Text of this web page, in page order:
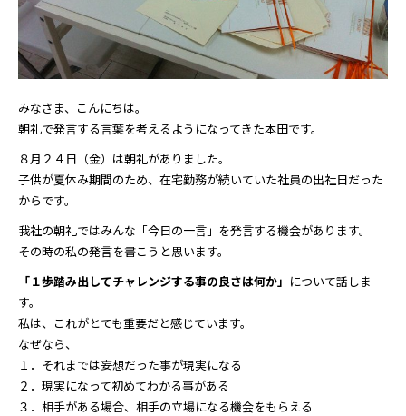
みなさま、こんにちは。
朝礼で発言する言葉を考えるようになってきた本田です。
８月２４日（金）は朝礼がありました。
子供が夏休み期間のため、在宅勤務が続いていた社員の出社日だった
からです。
我社の朝礼ではみんな「今日の一言」を発言する機会があります。
その時の私の発言を書こうと思います。
「１歩踏み出してチャレンジする事の良さは何か」 について話しま
す。
私は、これがとても重要だと感じています。
なぜなら、
１．それまでは妄想だった事が現実になる
２．現実になって初めてわかる事がある
３．相手がある場合、相手の立場になる機会をもらえる